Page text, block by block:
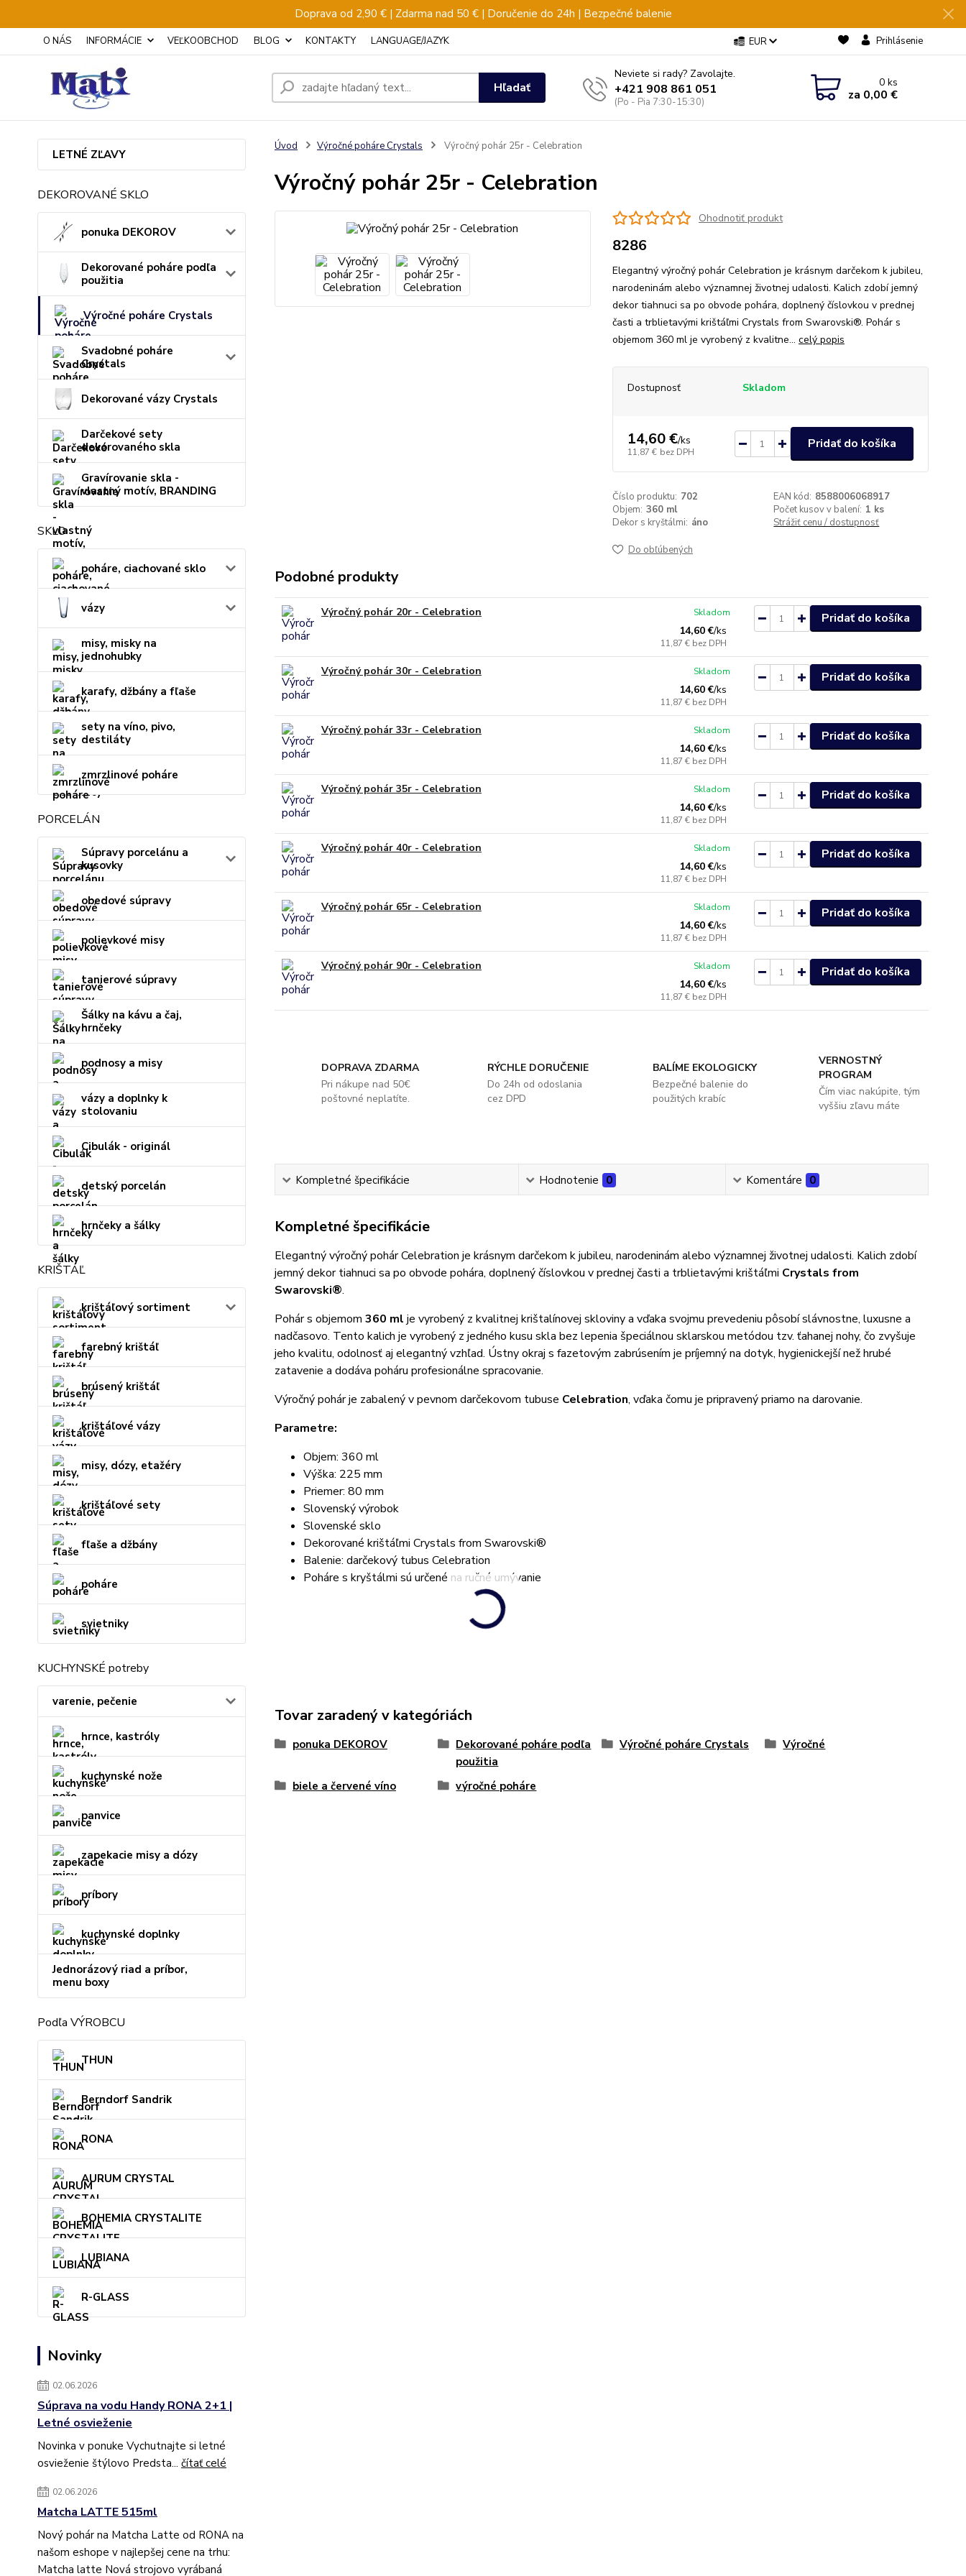
Doprava od 2,90 € | Zdarma nad 50 € | Doručenie do 24h | Bezpečné balenie
O NÁS INFORMÁCIE VEĽKOOBCHOD BLOG KONTAKTY LANGUAGE/JAZYK EUR Prihlásenie
Hľadať
Neviete si rady? Zavolajte.
+421 908 861 051
(Po - Pia 7:30-15:30)
0ks
za 0,00 €
LETNÉ ZĽAVY
DEKOROVANÉ SKLO
ponuka DEKOROV
Dekorované poháre podľa
použitia
Výročné poháre Crystals
Svadobné poháre
Crystals
Dekorované vázy Crystals
Darčekové sety
dekorovaného skla
Gravírovanie skla -
vlastný motív, BRANDING
SKLO
poháre, ciachované sklo
vázy
misy, misky na
jednohubky
karafy, džbány a fľaše
sety na víno, pivo,
destiláty
zmrzlinové poháre
PORCELÁN
Súpravy porcelánu a
kusovky
obedové súpravy
polievkové misy
tanierové súpravy
Šálky na kávu a čaj,
hrnčeky
podnosy a misy
vázy a doplnky k
stolovaniu
Cibulák - originál
detský porcelán
hrnčeky a šálky
KRIŠTÁĽ
krištáľový sortiment
farebný krištáľ
brúsený krištáľ
krištáľové vázy
misy, dózy, etažéry
krištáľové sety
fľaše a džbány
poháre
svietniky
KUCHYNSKÉ potreby
varenie, pečenie
hrnce, kastróly
kuchynské nože
panvice
zapekacie misy a dózy
príbory
kuchynské doplnky
Jednorázový riad a príbor,
menu boxy
Podľa VÝROBCU
THUN
Berndorf Sandrik
RONA
AURUM CRYSTAL
BOHEMIA CRYSTALITE
LUBIANA
R-GLASS
Novinky
02.06.2026
Súprava na vodu Handy RONA 2+1 |
Letné osvieženie
Novinka v ponuke Vychutnajte si letné
osvieženie štýlovo Predsta... čítať celé
02.06.2026
Matcha LATTE 515ml
Nový pohár na Matcha Latte od RONA na
našom eshope v najlepšej cene na trhu:
Matcha latte Nová strojovo vyrábaná
Úvod Výročné poháre Crystals Výročný pohár 25r - Celebration
Výročný pohár 25r - Celebration
Ohodnotiť produkt
8286
Elegantný výročný pohár Celebration je krásnym darčekom k jubileu,
narodeninám alebo významnej životnej udalosti. Kalich zdobí jemný
dekor tiahnuci sa po obvode pohára, doplnený číslovkou v prednej
časti a trblietavými krištáľmi Crystals from Swarovski®. Pohár s
objemom 360 ml je vyrobený z kvalitne... celý popis
Dostupnosť Skladom
14,60 €/ks
11,87 € bez DPH
Pridať do košíka
Číslo produktu: 702 EAN kód: 8588006068917
Objem: 360 ml Počet kusov v balení: 1 ks
Dekor s kryštálmi: áno Strážiť cenu / dostupnosť
Do obľúbených
Podobné produkty
Výročný pohár 20r - Celebration
14,60 €/ks
11,87 € bez DPH
Skladom Pridať do košíka
Výročný pohár 30r - Celebration
14,60 €/ks
11,87 € bez DPH
Skladom Pridať do košíka
Výročný pohár 33r - Celebration
14,60 €/ks
11,87 € bez DPH
Skladom Pridať do košíka
Výročný pohár 35r - Celebration
14,60 €/ks
11,87 € bez DPH
Skladom Pridať do košíka
Výročný pohár 40r - Celebration
14,60 €/ks
11,87 € bez DPH
Skladom Pridať do košíka
Výročný pohár 65r - Celebration
14,60 €/ks
11,87 € bez DPH
Skladom Pridať do košíka
Výročný pohár 90r - Celebration
14,60 €/ks
11,87 € bez DPH
Skladom Pridať do košíka
DOPRAVA ZDARMA
Pri nákupe nad 50€
poštovné neplatíte.
RÝCHLE DORUČENIE
Do 24h od odoslania
cez DPD
BALÍME EKOLOGICKY
Bezpečné balenie do
použitých krabíc
VERNOSTNÝ
PROGRAM
Čím viac nakúpite, tým
vyššiu zľavu máte
Kompletné špecifikácie Hodnotenie 0 Komentáre 0
Kompletné špecifikácie
Elegantný výročný pohár Celebration je krásnym darčekom k jubileu, narodeninám alebo významnej životnej udalosti. Kalich zdobí
jemný dekor tiahnuci sa po obvode pohára, doplnený číslovkou v prednej časti a trblietavými krištáľmi Crystals from
Swarovski®.
Pohár s objemom 360 ml je vyrobený z kvalitnej krištalínovej skloviny a vďaka svojmu prevedeniu pôsobí slávnostne, luxusne a
nadčasovo. Tento kalich je vyrobený z jedného kusu skla bez lepenia špeciálnou sklarskou metódou tzv. ťahanej nohy, čo zvyšuje
jeho kvalitu, odolnosť aj elegantný vzhľad. Ústny okraj s fazetovým zabrúsením je príjemný na dotyk, hygienickejší než hrubé
zatavenie a dodáva poháru profesionálne spracovanie.
Výročný pohár je zabalený v pevnom darčekovom tubuse Celebration, vďaka čomu je pripravený priamo na darovanie.
Parametre:
Objem: 360 ml
Výška: 225 mm
Priemer: 80 mm
Slovenský výrobok
Slovenské sklo
Dekorované krištáľmi Crystals from Swarovski®
Balenie: darčekový tubus Celebration
Poháre s kryštálmi sú určené na ručné umývanie
Tovar zaradený v kategóriách
ponuka DEKOROV
Dekorované poháre podľa
použitia
Výročné poháre Crystals Výročné
biele a červené víno výročné poháre